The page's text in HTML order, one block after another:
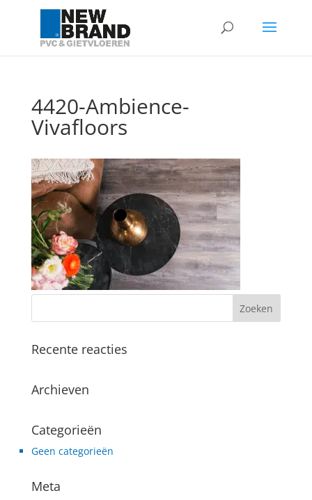
4420-Ambience-
Vivafloors
Recente reacties
Archieven
Categorieën
Geen categorieën
Meta